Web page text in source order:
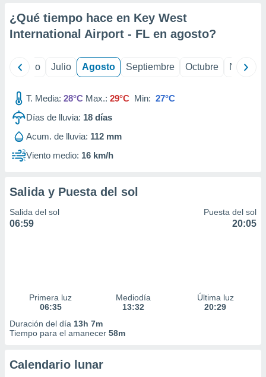
mediante
publicidad
de
1199
¿Qué tiempo hace en Key West
International Airport - FL en agosto?
Junio Julio Agosto Septiembre Octubre
T. Media: 28°C Max.: 29°C Min: 27°C
Días de lluvia: 18 días
Acum. de lluvia: 112 mm
Viento medio: 16 km/h
Salida y Puesta del sol
Salida del sol
06:59
Puesta del sol
20:05
Primera luz
06:35
Mediodía
13:32
Última luz
20:29
Duración del día 13h 7m
Tiempo para el amanecer 58m
Calendario lunar